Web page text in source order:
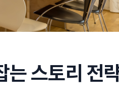
스토리 전